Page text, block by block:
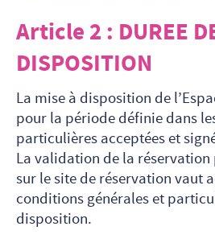
Article 2 : DUREE
DISPOSITION
La mise à disposition de
pour la période définie dans
particulières acceptées et
La validation de la
sur le site de réservation vaut
conditions générales et
disposition.